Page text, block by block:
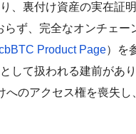
、裏付け資産の実在証
ず、完全なオンチェ
Product Page）を
して扱われる建前があ
のアクセス権を喪失